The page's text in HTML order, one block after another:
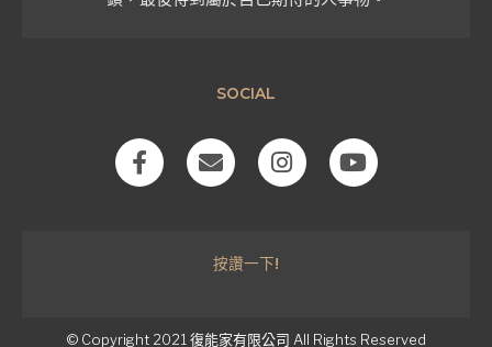
SOCIAL
F
a
E
n
o
I
n
Y
o
按讚一下!
© Copyright 2021復能家有限公司 All Rights Reserved